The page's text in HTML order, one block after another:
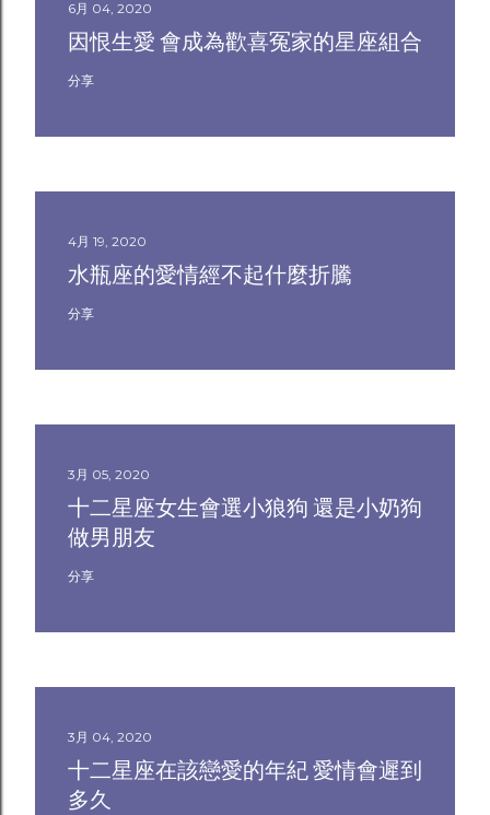
6月 04, 2020
因恨生愛 會成為歡喜冤家的星座組合
分享
4月 19, 2020
水瓶座的愛情經不起什麼折騰
分享
3月 05, 2020
十二星座女生會選小狼狗 還是小奶狗
做男朋友
分享
3月 04, 2020
十二星座在該戀愛的年紀 愛情會遲到
多久